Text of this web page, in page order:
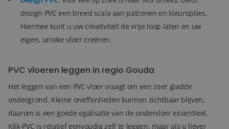
design PVC een breed scala aan patronen en kleuropties.
Hiermee kunt u uw creativiteit de vrije loop laten en uw
eigen, unieke vloer creëren.
PVC vloeren leggen in regio Gouda
Het leggen van een PVC vloer vraagt om een zeer gladde
ondergrond. Kleine oneffenheden kunnen zichtbaar blijven,
daarom is een goede egalisatie van de ondervloer essentieel.
Klik-PVC is relatief eenvoudig zelf te leggen, maar als u liever